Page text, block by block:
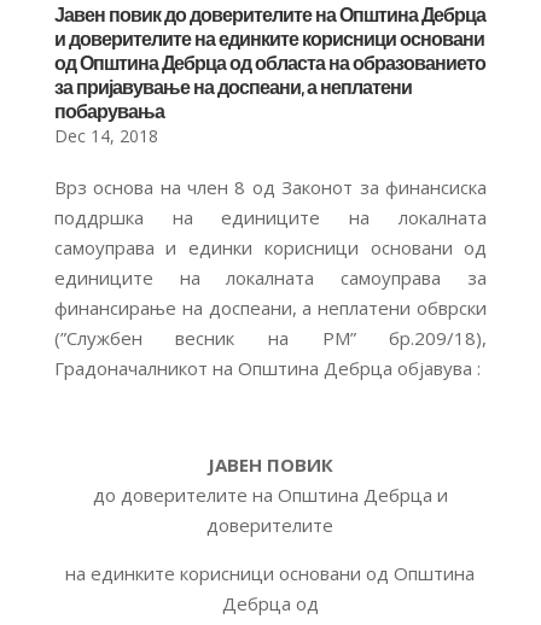
Јавен повик до доверителите на Општина Дебрца
и доверителите на единките корисници основани
од Општина Дебрца од областа на образованието
за пријавување на доспеани, а неплатени
побарувања
Dec 14, 2018
Врз основа на член 8 од Законот за финансиска
поддршка на единиците на локалната
самоуправа и единки корисници основани од
единиците на локалната самоуправа за
финансирање на доспеани, а неплатени обврски
(”Службен весник на РМ” бр.209/18),
Градоначалникот на Општина Дебрца објавува :
ЈАВЕН ПОВИК
до доверителите на Општина Дебрца и
доверителите
на единките корисници основани од Општина
Дебрца од